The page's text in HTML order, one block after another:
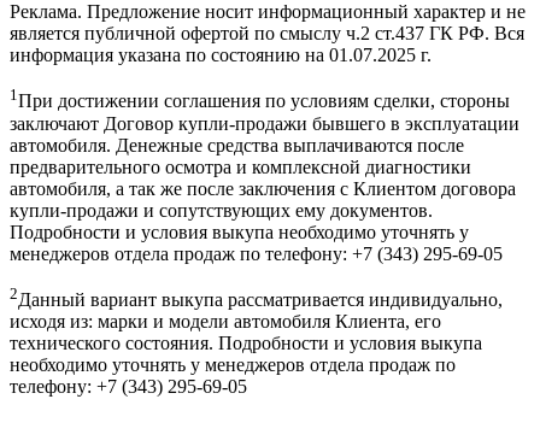
Реклама. Предложение носит информационный характер и не
является публичной офертой по смыслу ч.2 ст.437 ГК РФ. Вся
информация указана по состоянию на 01.07.2025 г.
1При достижении соглашения по условиям сделки, стороны
заключают Договор купли-продажи бывшего в эксплуатации
автомобиля. Денежные средства выплачиваются после
предварительного осмотра и комплексной диагностики
автомобиля, а так же после заключения с Клиентом договора
купли-продажи и сопутствующих ему документов.
Подробности и условия выкупа необходимо уточнять у
менеджеров отдела продаж по телефону: +7 (343) 295-69-05
2Данный вариант выкупа рассматривается индивидуально,
исходя из: марки и модели автомобиля Клиента, его
технического состояния. Подробности и условия выкупа
необходимо уточнять у менеджеров отдела продаж по
телефону: +7 (343) 295-69-05